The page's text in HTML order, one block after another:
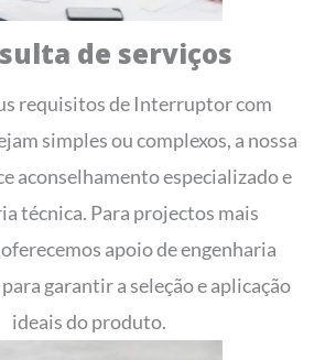
de serviços
requisitos de Interruptor com
simples ou complexos, a nossa
aconselhamento especializado e
técnica. Para projectos mais
apoio de engenharia
garantir a seleção e aplicação
ideais do produto.